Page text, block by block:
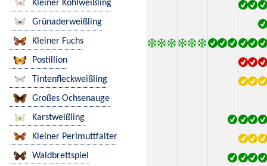
Kleiner Kohlweißling
Grünaderweißling
Kleiner Fuchs
Postillion
Tintenfleckweißling
Großes Ochsenauge
Karstweißling
Kleiner Perlmuttfalter
Waldbrettspiel